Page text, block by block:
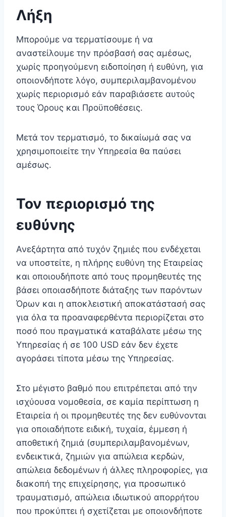
Λήξη
Μπορούμε να τερματίσουμε ή να
αναστείλουμε την πρόσβασή σας αμέσως,
χωρίς προηγούμενη ειδοποίηση ή ευθύνη, για
οποιονδήποτε λόγο, συμπεριλαμβανομένου
χωρίς περιορισμό εάν παραβιάσετε αυτούς
τους Όρους και Προϋποθέσεις.
Μετά τον τερματισμό, το δικαίωμά σας να
χρησιμοποιείτε την Υπηρεσία θα παύσει
αμέσως.
Τον περιορισμό της
ευθύνης
Ανεξάρτητα από τυχόν ζημιές που ενδέχεται
να υποστείτε, η πλήρης ευθύνη της Εταιρείας
και οποιουδήποτε από τους προμηθευτές της
βάσει οποιασδήποτε διάταξης των παρόντων
Όρων και η αποκλειστική αποκατάστασή σας
για όλα τα προαναφερθέντα περιορίζεται στο
ποσό που πραγματικά καταβάλατε μέσω της
Υπηρεσίας ή σε 100 USD εάν δεν έχετε
αγοράσει τίποτα μέσω της Υπηρεσίας.
Στο μέγιστο βαθμό που επιτρέπεται από την
ισχύουσα νομοθεσία, σε καμία περίπτωση η
Εταιρεία ή οι προμηθευτές της δεν ευθύνονται
για οποιαδήποτε ειδική, τυχαία, έμμεση ή
αποθετική ζημιά (συμπεριλαμβανομένων,
ενδεικτικά, ζημιών για απώλεια κερδών,
απώλεια δεδομένων ή άλλες πληροφορίες, για
διακοπή της επιχείρησης, για προσωπικό
τραυματισμό, απώλεια ιδιωτικού απορρήτου
που προκύπτει ή σχετίζεται με οποιονδήποτε